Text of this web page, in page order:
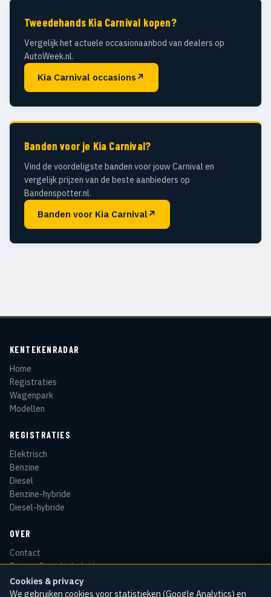
Cookies & privacy
We gebruiken cookies voor statistieken (Google Analytics) en
Tweedehands Kia Carnival kopen?
Vergelijk het actuele occasionaanbod van dealers op
AutoWeek.nl.
Kia Carnival occasions ↗
Banden voor je Kia Carnival?
Vind de voordeligste banden voor jouw Carnival en
vergelijk prijzen van de beste aanbieders op
Bandenspotter.nl.
Banden voor Kia Carnival ↗
KENTEKENRADAR
Home
Registraties
Wagenpark
Modellen
REGISTRATIES
Elektrisch
Benzine
Diesel
Benzine-hybride
Diesel-hybride
OVER
Contact
Privacy & cookiebeleid
Disclaimer
Sitemap